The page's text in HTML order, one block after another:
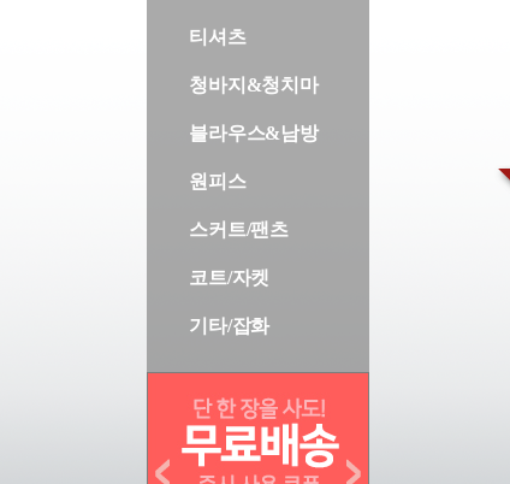
티셔츠
청바지&청치마
블라우스&남방
원피스
스커트/팬츠
코트/자켓
기타/잡화